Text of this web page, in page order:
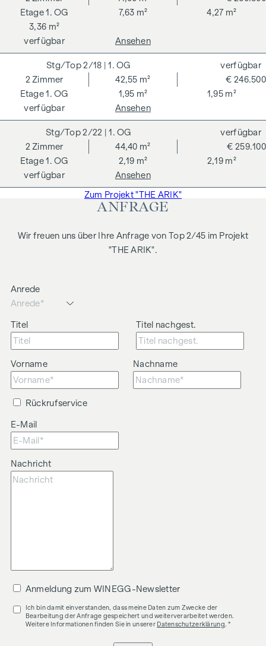
Kaufpreises zzgl. 20 % USt. Gültig bis 31.07.2026.
Wir weisen darauf hin, dass zwischen dem Vermittler und
wirtschaftliches Naheverhältnis besteht.
Der Vermittler ist als Doppelmakler tätig.
1. OG
7,63 m²
4,27 m²
3,36 m²
verfügbar Ansehen
2/18 | 1. OG
1. OG
2 Zimmer
42,55 m²
1,95 m²
1,95 m²
€ 246.500
verfügbar
verfügbar
Ansehen
2/22 | 1. OG
1. OG
2 Zimmer
44,40 m²
2,19 m²
2,19 m²
€ 259.100
verfügbar
verfügbar
Ansehen
Zum Projekt "THE ARIK"
ANFRAGE
Wir freuen uns über Ihre Anfrage von Top 2/45 im Projekt
"THE ARIK".
Anrede
Titel Titel nachgest.
Vorname Nachname
Rückrufservice
E-Mail
Nachricht
Anmeldung zum WINEGG-Newsletter
Ich bin damit einverstanden, dass meine Daten zum Zwecke der
Bearbeitung der Anfrage gespeichert und weiterverarbeitet werden.
Weitere Informationen finden Sie in unserer Datenschutzerklärung . *